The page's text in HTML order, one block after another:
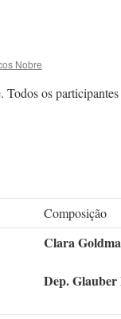
Nobre
os
Composição
Clara
Dep.